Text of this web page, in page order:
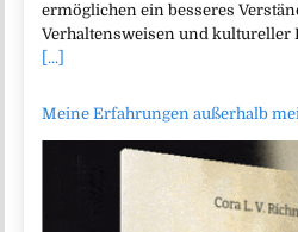
ermöglichen ein besseres
Verhaltensweisen und kultureller
[...]
Meine Erfahrungen außerhalb